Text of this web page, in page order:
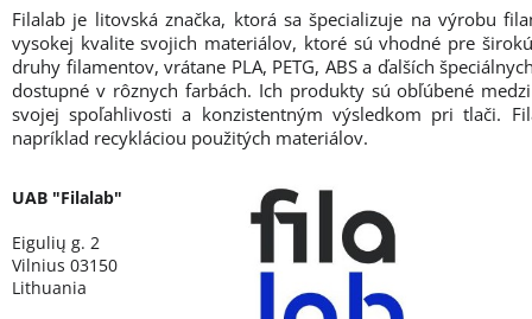
Filalab je litovská značka, ktorá sa špecializuje na výrobu
vysokej kvalite svojich materiálov, ktoré sú vhodné pre
druhy filamentov, vrátane PLA, PETG, ABS a ďalších
dostupné v rôznych farbách. Ich produkty sú obľúbené
svojej spoľahlivosti a konzistentným výsledkom pri tlači.
napríklad recykláciou použitých materiálov.
UAB "Filalab"
Eigulių g. 2
Vilnius 03150
Lithuania